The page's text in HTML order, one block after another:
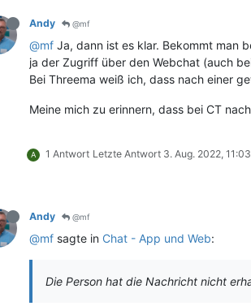
Andy @mf
@mf Ja, dann ist es klar. Bekommt man
ja der Zugriff über den Webchat (auch
Bei Threema weiß ich, dass nach einer
Meine mich zu erinnern, dass bei CT
A 1 Antwort Letzte Antwort 3. Aug. 2022, 11:03
Andy @mf
@mf sagte in Chat - App und Web:
Die Person hat die Nachricht nicht